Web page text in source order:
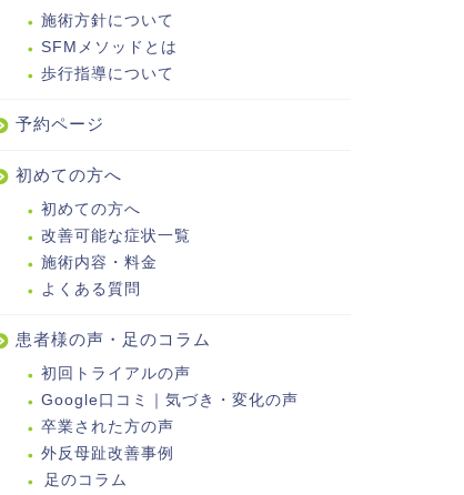
施術方針について
SFMメソッドとは
歩行指導について
予約ページ
初めての方へ
初めての方へ
改善可能な症状一覧
施術内容・料金
よくある質問
患者様の声・足のコラム
初回トライアルの声
Google口コミ｜気づき・変化の声
卒業された方の声
外反母趾改善事例
足のコラム